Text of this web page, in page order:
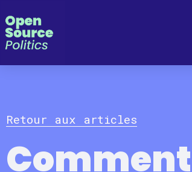
Retour aux articles